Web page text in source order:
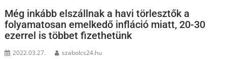
Még inkább elszállnak a havi törlesztők a
folyamatosan emelkedő infláció miatt, 20-30
ezerrel is többet fizethetünk
2022.03.27. szabolcs24.hu